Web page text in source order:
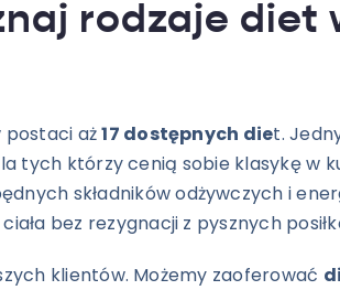
rodzaje diet
postaci aż17 dostępnych diet.
tych którzy cenią sobie klasykę w
składników odżywczych i
bez rezygnacji z pysznych
klientów. Możemy zaoferować